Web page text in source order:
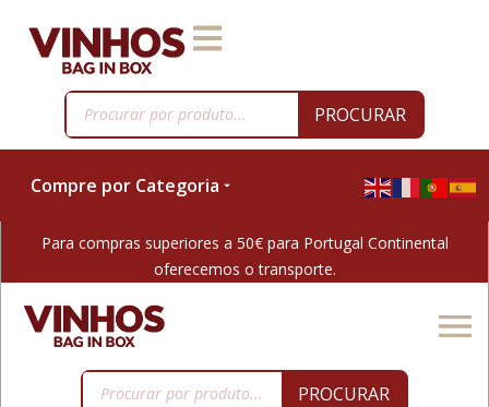
PROCURAR
Compre por Categoria
Para compras superiores a 50€ para Portugal Continental
oferecemos o transporte.
PROCURAR